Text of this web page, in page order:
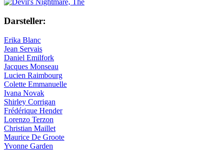
Darsteller:
Erika Blanc
Jean Servais
Daniel Emilfork
Jacques Monseau
Lucien Raimbourg
Colette Emmanuelle
Ivana Novak
Shirley Corrigan
Frédérique Hender
Lorenzo Terzon
Christian Maillet
Maurice De Groote
Yvonne Garden